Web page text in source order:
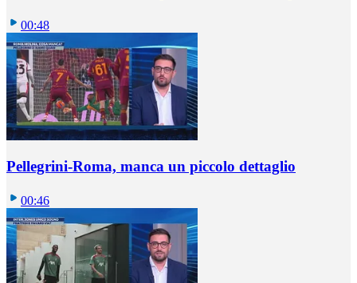
00:48
Pellegrini-Roma, manca un piccolo dettaglio
00:46